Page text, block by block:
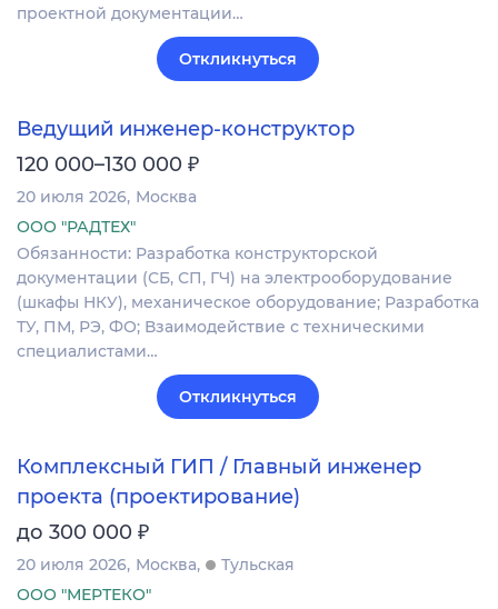
проектной документации…
Откликнуться
Ведущий инженер-конструктор
120 000–130 000 ₽
20 июля 2026 Москва
ООО "РАДТЕХ"
Обязанности: Разработка конструкторской
документации (СБ, СП, ГЧ) на электрооборудование
(шкафы НКУ), механическое оборудование; Разработка
ТУ, ПМ, РЭ, ФО; Взаимодействие с техническими
специалистами…
Откликнуться
Комплексный ГИП / Главный инженер
проекта (проектирование)
до 300 000 ₽
20 июля 2026 Москва
Тульская
ООО "МЕРТЕКО"